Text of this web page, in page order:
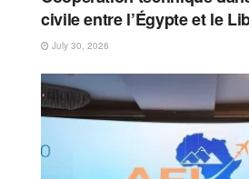
civile entre l’Égypte et le
July 30, 2026